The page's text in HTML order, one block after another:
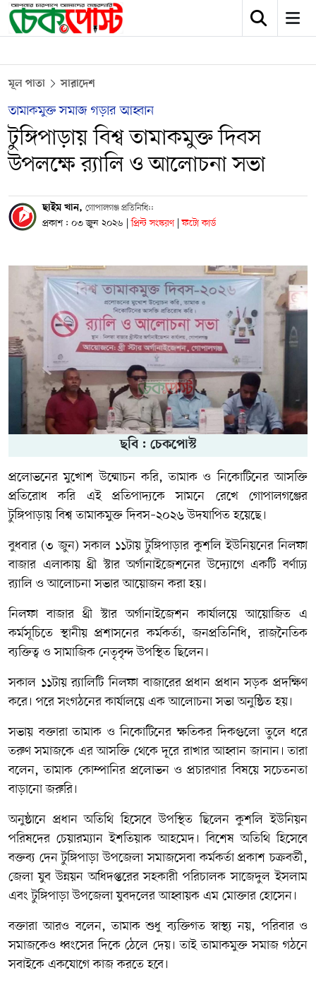
মূল পাতা সারাদেশ
তামাকমুক্ত সমাজ গড়ার আহ্বান
টুঙ্গিপাড়ায় বিশ্ব তামাকমুক্ত দিবস
উপলক্ষে র‍্যালি ও আলোচনা সভা
ছাইম খান, গোপালগঞ্জ প্রতিনিধি::
প্রকাশ : ০৩ জুন ২০২৬ | প্রিন্ট সংস্করণ | ফটো কার্ড
ছবি : চেকপোস্ট
প্রলোভনের মুখোশ উন্মোচন করি, তামাক ও নিকোটিনের আসক্তি
প্রতিরোধ করি এই প্রতিপাদ্যকে সামনে রেখে গোপালগঞ্জের
টুঙ্গিপাড়ায় বিশ্ব তামাকমুক্ত দিবস–২০২৬ উদযাপিত হয়েছে।
বুধবার (৩ জুন) সকাল ১১টায় টুঙ্গিপাড়ার কুশলি ইউনিয়নের নিলফা
বাজার এলাকায় থ্রী স্টার অর্গানাইজেশনের উদ্যোগে একটি বর্ণাঢ্য
র‍্যালি ও আলোচনা সভার আয়োজন করা হয়।
নিলফা বাজার থ্রী স্টার অর্গানাইজেশন কার্যালয়ে আয়োজিত এ
কর্মসূচিতে স্থানীয় প্রশাসনের কর্মকর্তা, জনপ্রতিনিধি, রাজনৈতিক
ব্যক্তিত্ব ও সামাজিক নেতৃবৃন্দ উপস্থিত ছিলেন।
সকাল ১১টায় র‍্যালিটি নিলফা বাজারের প্রধান প্রধান সড়ক প্রদক্ষিণ
করে। পরে সংগঠনের কার্যালয়ে এক আলোচনা সভা অনুষ্ঠিত হয়।
সভায় বক্তারা তামাক ও নিকোটিনের ক্ষতিকর দিকগুলো তুলে ধরে
তরুণ সমাজকে এর আসক্তি থেকে দূরে রাখার আহ্বান জানান। তারা
বলেন, তামাক কোম্পানির প্রলোভন ও প্রচারণার বিষয়ে সচেতনতা
বাড়ানো জরুরি।
অনুষ্ঠানে প্রধান অতিথি হিসেবে উপস্থিত ছিলেন কুশলি ইউনিয়ন
পরিষদের চেয়ারম্যান ইশতিয়াক আহমেদ। বিশেষ অতিথি হিসেবে
বক্তব্য দেন টুঙ্গিপাড়া উপজেলা সমাজসেবা কর্মকর্তা প্রকাশ চক্রবর্তী,
জেলা যুব উন্নয়ন অধিদপ্তরের সহকারী পরিচালক সাজেদুল ইসলাম
এবং টুঙ্গিপাড়া উপজেলা যুবদলের আহ্বায়ক এম মোক্তার হোসেন।
বক্তারা আরও বলেন, তামাক শুধু ব্যক্তিগত স্বাস্থ্য নয়, পরিবার ও
সমাজকেও ধ্বংসের দিকে ঠেলে দেয়। তাই তামাকমুক্ত সমাজ গঠনে
সবাইকে একযোগে কাজ করতে হবে।